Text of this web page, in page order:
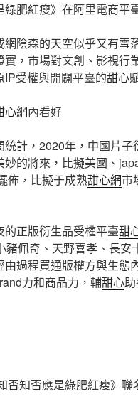
綠肥紅瘦》在阿里電商平
網陰森的天空似乎又有雪
，市場對文創、影視行
IP受權與開闢平臺的甜心
心網內看好
統計，2020年，中國片
妙的將來，比擬美國、
佈，比擬于成熟甜心網市
的正版衍生品受權平臺甜
豬佩奇、天野喜孝、長
過程買通版權方與生態
力和商品力，輔甜心
否知否應是綠肥紅瘦》